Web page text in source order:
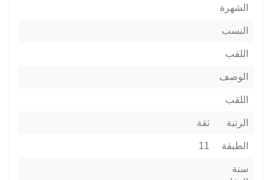
الشهرة
النسب
اللقب
الوصف
اللقب
الرتبة ثقة
الطبقة 11
سنة